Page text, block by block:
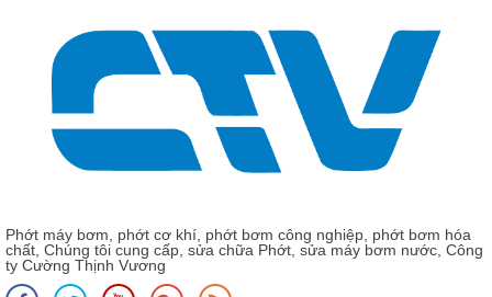
Phớt máy bơm, phớt cơ khí, phớt bơm công nghiệp, phớt bơm hóa
chất, Chúng tôi cung cấp, sửa chữa Phớt, sửa máy bơm nước, Công
ty Cường Thịnh Vương